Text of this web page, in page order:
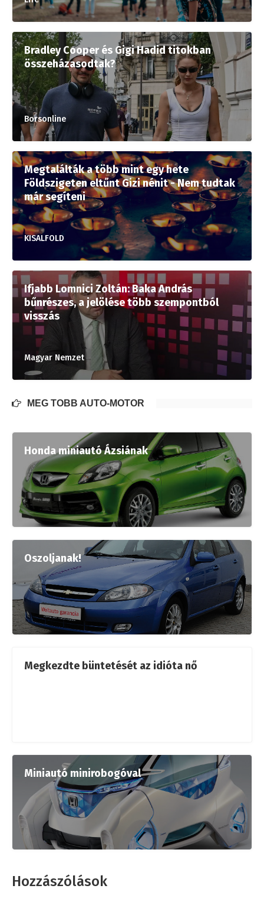
Bradley Cooper és Gigi Hadid titokban
összeházasodtak?
Borsonline
Megtalálták a több mint egy hete
Földszigeten eltűnt Gizi nénit - Nem tudtak
már segíteni
KISALFOLD
Ifjabb Lomnici Zoltán: Baka András
bűnrészes, a jelölése több szempontból
visszás
Magyar Nemzet
MÉG TÖBB AUTÓ-MOTOR
Honda miniautó Ázsiának
Oszoljanak!
Megkezdte büntetését az idióta nő
Miniautó minirobogóval
Hozzászólások